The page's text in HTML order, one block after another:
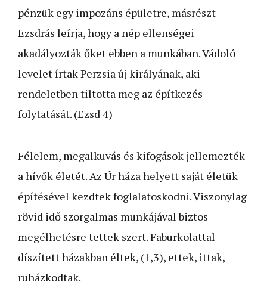
pénzük egy impozáns épületre, másrészt
Ezsdrás leírja, hogy a nép ellenségei
akadályozták őket ebben a munkában. Vádoló
levelet írtak Perzsia új királyának, aki
rendeletben tiltotta meg az építkezés
folytatását. (Ezsd 4)
Félelem, megalkuvás és kifogások jellemezték
a hívők életét. Az Úr háza helyett saját életük
építésével kezdtek foglalatoskodni. Viszonylag
rövid idő szorgalmas munkájával biztos
megélhetésre tettek szert. Faburkolattal
díszített házakban éltek, (1,3), ettek, ittak,
ruházkodtak.